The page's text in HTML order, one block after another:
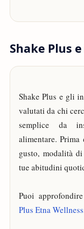
Shake Plus
Shake Plus e gli
valutati da chi
semplice da
alimentare. Prima
gusto, modalità
tue abitudini
Puoi
Plus Etna Wellness